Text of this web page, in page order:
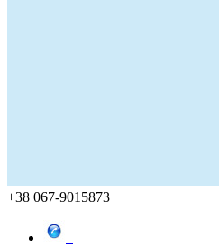
+38 067-9015873